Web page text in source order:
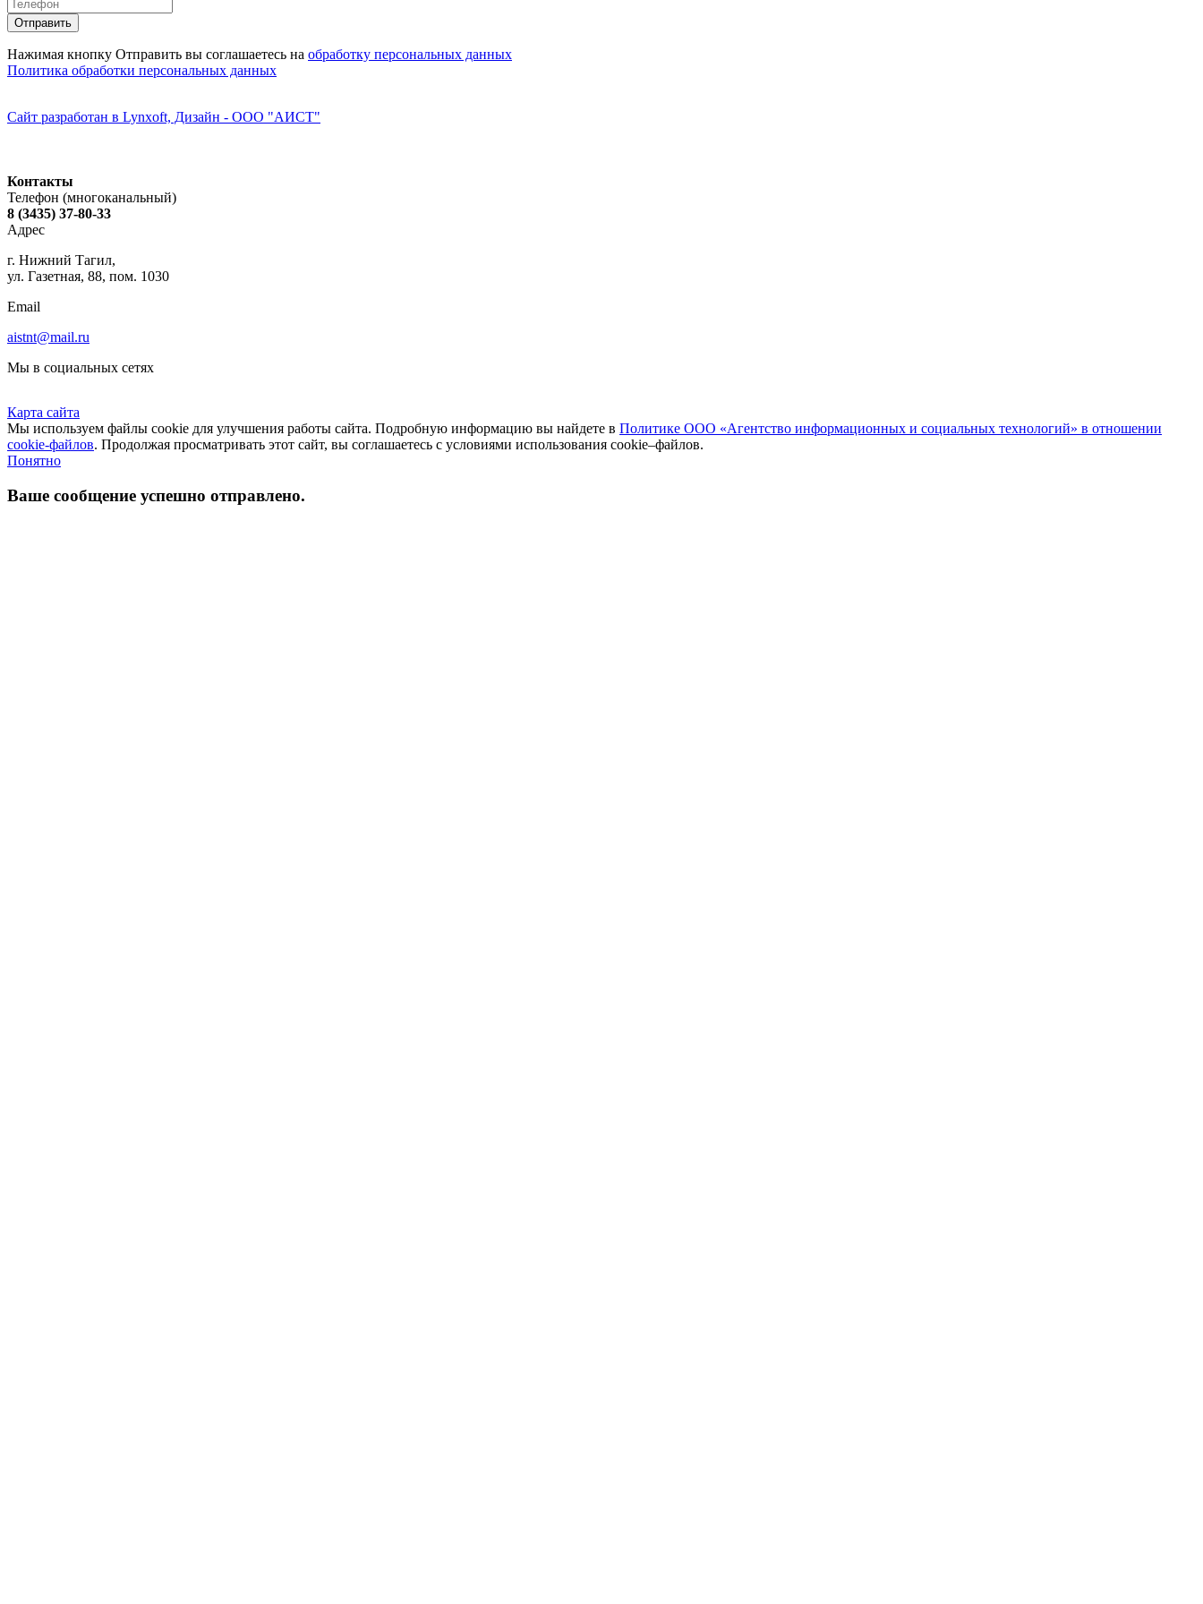
Нажимая кнопку Отправить вы соглашаетесь на обработку персональных данных
Политика обработки персональных данных
Сайт разработан в Lynxoft, Дизайн - ООО "АИСТ"
Контакты
Телефон (многоканальный)
8 (3435) 37-80-33
Адрес
г. Нижний Тагил,
ул. Газетная, 88, пом. 1030
Email
aistnt@mail.ru
Мы в социальных сетях
Карта сайта
Мы используем файлы cookie для улучшения работы сайта. Подробную информацию вы найдете в Политике ООО «Агентство информационных и социальных технологий» в отношении
cookie-файлов. Продолжая просматривать этот сайт, вы соглашаетесь с условиями использования cookie–файлов.
Понятно
Ваше сообщение успешно отправлено.